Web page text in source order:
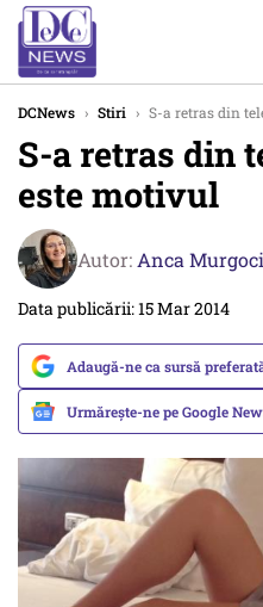
DCNews › Stiri › S-a retras din
S-a retras din
este motivul
Autor: Anca Murgoci
Data publicării: 15 Mar 2014
Adaugă-ne ca sursă
Urmărește-ne pe Google